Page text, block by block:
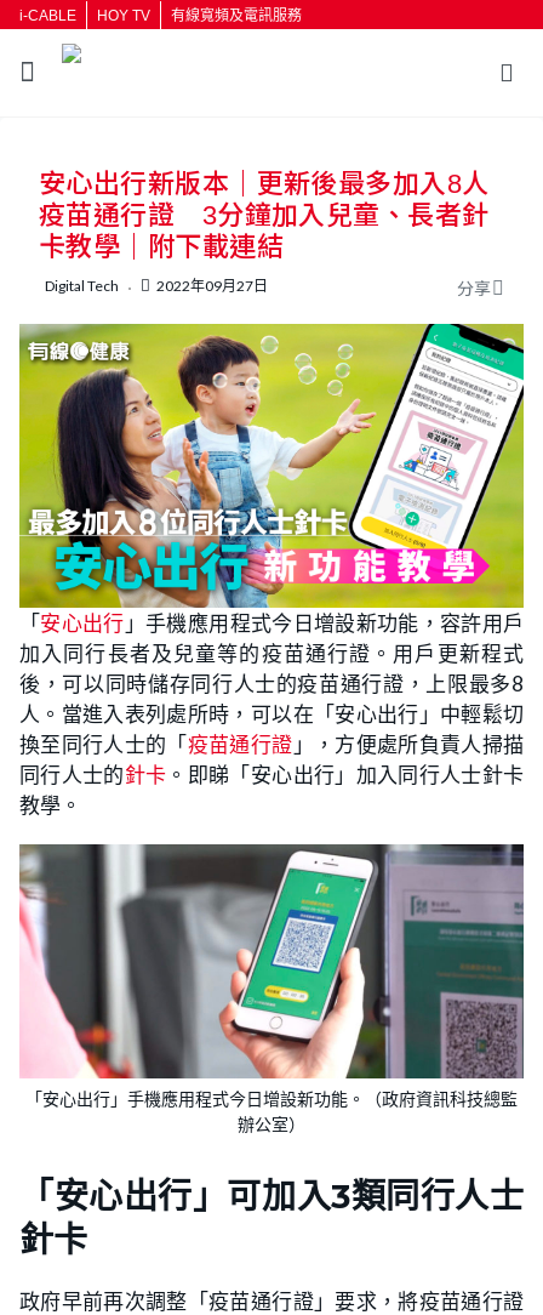
i-CABLE HOY TV 有線寬頻及電訊服務
按輸入鍵開始搜尋
安心出行新版本｜更新後最多加入8人
疫苗通行證 3分鐘加入兒童、長者針
卡教學｜附下載連結
Digital Tech 2022年09月27日 分享
「安心出行 」手機應用程式今日增設新功能，容許用戶
加入同行長者及兒童等的疫苗通行證。用戶更新程式
後，可以同時儲存同行人士的疫苗通行證，上限最多8
人。當進入表列處所時，可以在「安心出行」中輕鬆切
換至同行人士的「疫苗通行證 」，方便處所負責人掃描
同行人士的針卡 。即睇「安心出行」加入同行人士針卡
教學。
「安心出行」手機應用程式今日增設新功能。（政府資訊科技總監
辦公室）
「安心出行」可加入3類同行人士
針卡
政府早前再次調整「疫苗通行證」要求，將疫苗通行證